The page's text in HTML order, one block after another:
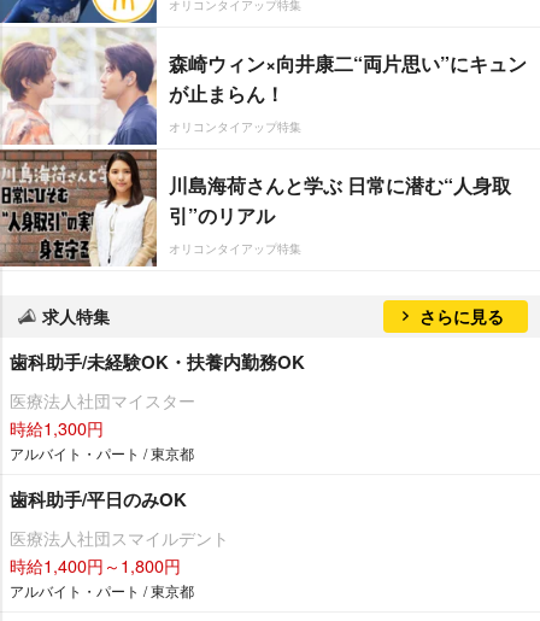
オリコンタイアップ特集
森崎ウィン×向井康二“両片思い”にキュン
が止まらん！
オリコンタイアップ特集
川島海荷さんと学ぶ 日常に潜む“人身取
引”のリアル
オリコンタイアップ特集
求人特集 さらに見る
歯科助手/未経験OK・扶養内勤務OK
医療法人社団マイスター
時給1,300円
アルバイト・パート / 東京都
歯科助手/平日のみOK
医療法人社団スマイルデント
時給1,400円～1,800円
アルバイト・パート / 東京都